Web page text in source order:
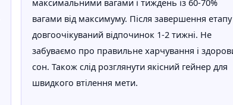
максимальними вагами і тиждень із 60-70%
вагами від максимуму. Після завершення
довгоочікуваний відпочинок 1-2 тижні. Не
забуваємо про правильне харчування і
сон. Також слід розглянути якісний гейнер для
швидкого втілення мети.